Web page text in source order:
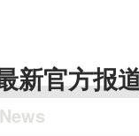
新官方报
News